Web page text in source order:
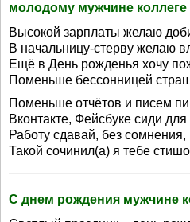
молодому мужчине коллеге
Высокой зарплаты желаю
В начальницу-стерву желаю
Ещё в День рожденья хочу
Поменьше бессонницей
Поменьше отчётов и писем
Вконтакте, Фейсбуке сиди
Работу сдавай, без сомнения,
Такой сочинил(а) я тебе
С днем рождения мужчине